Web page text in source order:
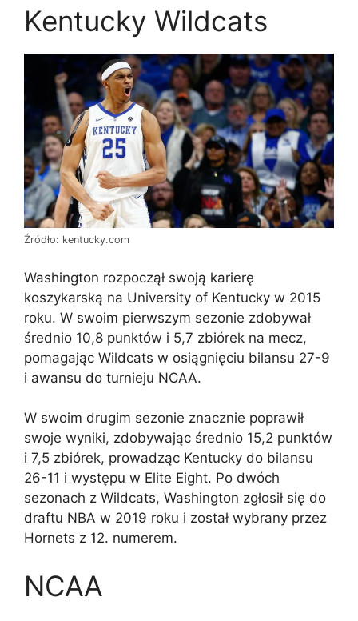
Kentucky Wildcats
Źródło: kentucky.com
Washington rozpoczął swoją karierę
koszykarską na University of Kentucky w 2015
roku. W swoim pierwszym sezonie zdobywał
średnio 10,8 punktów i 5,7 zbiórek na mecz,
pomagając Wildcats w osiągnięciu bilansu 27-9
i awansu do turnieju NCAA.
W swoim drugim sezonie znacznie poprawił
swoje wyniki, zdobywając średnio 15,2 punktów
i 7,5 zbiórek, prowadząc Kentucky do bilansu
26-11 i występu w Elite Eight. Po dwóch
sezonach z Wildcats, Washington zgłosił się do
draftu NBA w 2019 roku i został wybrany przez
Hornets z 12. numerem.
NCAA